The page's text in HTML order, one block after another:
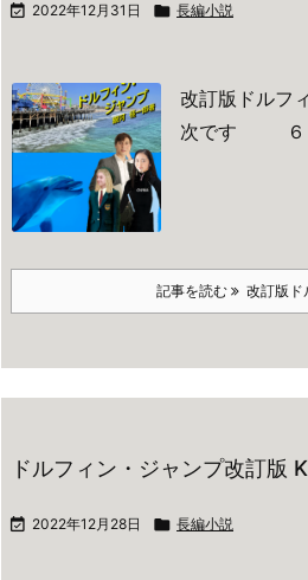
 2022年12月31日  長編小説
改訂版ドルフ
次です
６
記事を読む 改訂版ド
ドルフィン・ジャンプ改訂版
 2022年12月28日  長編小説